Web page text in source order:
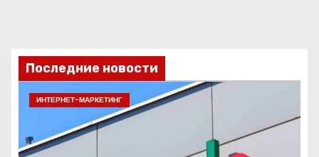
Последние новости
ИНТЕРНЕТ-МАРКЕТИНГ